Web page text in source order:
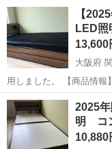
東京 千代田区
【
LED
13,600
大阪府
用しました。 【商品情報
ル…
大阪 吹田市 関
2025
明 コ
10,880